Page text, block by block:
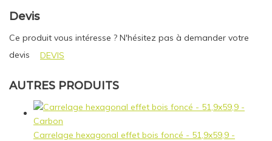
Devis
Ce produit vous intéresse ? N'hésitez pas à demander votre
devis
DEVIS
AUTRES PRODUITS
Carrelage hexagonal effet bois foncé - 51,9x59,9 -